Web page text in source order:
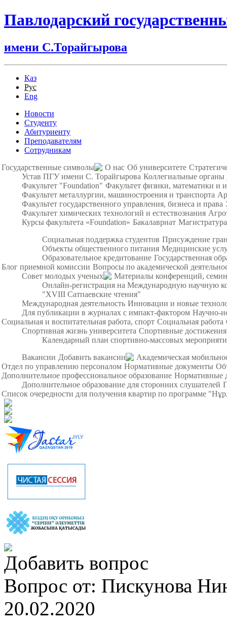
Павлодарский
имени С.Торайгырова
Қаз
Рус
Eng
Новости
Студенту
Абитуриенту
Преподавателям
Сотрудникам
Государственные символы
О нас Об университете
Устав ПГУ имени С. Торайгырова Коллегиальные органы
Факультет "Foundation" Факультет физики, математики и
Факультет металлургии, машиностроения и транспорта
Факультет государственного управления, бизнеса и права
Факультет химических технологий и естествознания
Курсы факультета «Foundation» Бакалавриат Магистратура
Социальная поддержка студентов Присуждение
Объекты общественного питания Медицинские
Образовательное кредитование Государственная
Блог приемной комиссии Вопросы по академической
Совет молодых ученых
Материалы конференций,
Онлайн-регистрация на Международную научную
"XVIII Сатпаевские чтения"
Международная деятельность Инновации и новые
Для публикации в журналах с импакт-фактором Научно-
Социальная и воспитательная работа, спорт Социальная работа
Спортивная жизнь университета Спортивные достижения
Календарный план спортивно-массовых
Вакансии Добавить вакансии
Академическая
Отдел по управлению персоналом Нормативные документы
Дополнительное профессиональное образование Нормативные
Дополнительное образование для сторонних слушателей
Список очередности для получения квартир по программе
Добавить вопрос
Вопрос от: Пискунова
20.02.2020